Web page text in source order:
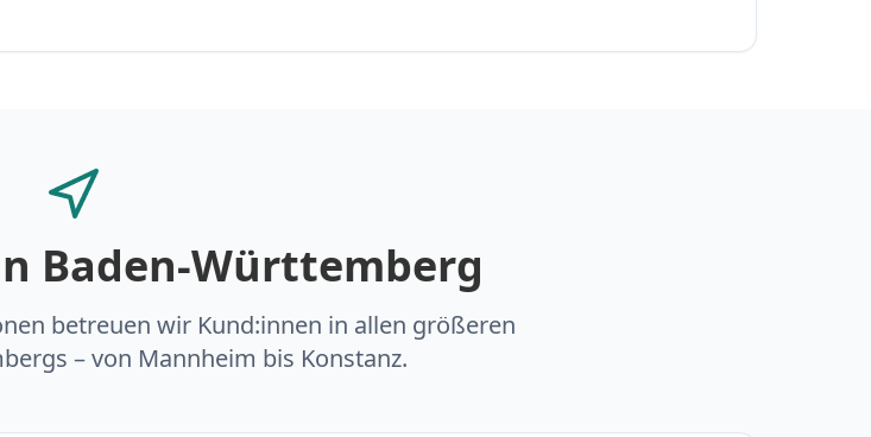
Baden-Württemberg
betreuen wir Kund:innen in allen größeren
– von Mannheim bis Konstanz.